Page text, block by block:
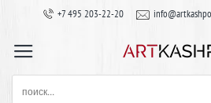
+7 495 203-22-20
поиск...